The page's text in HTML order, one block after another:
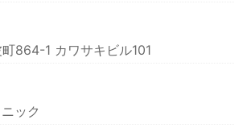
864-1 カワサキビル101
ック